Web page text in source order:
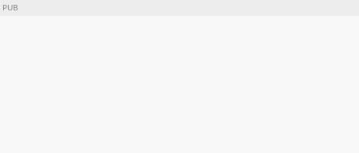
PUB